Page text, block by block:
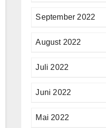
September 2022
August 2022
Juli 2022
Juni 2022
Mai 2022